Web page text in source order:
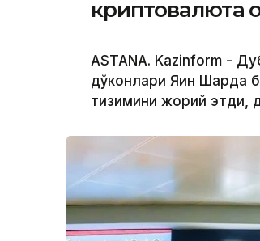
криптовалюта
ASTANA. Kazinform -
дўконлари Яқин Шарқда
тизимини жорий этди,